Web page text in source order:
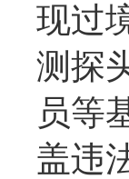
现过
测探
员等
盖违